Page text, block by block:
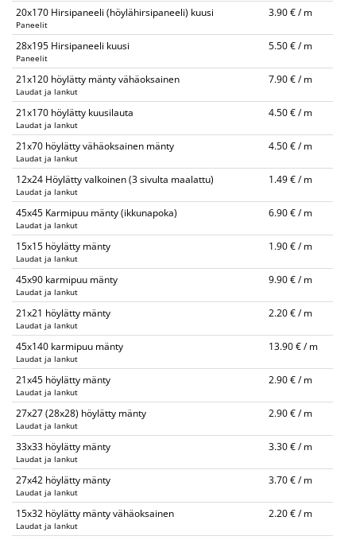
20x170 Hirsipaneeli (höylähirsipaneeli) kuusi
Paneelit
3.90 € / m
28x195 Hirsipaneeli kuusi
Paneelit
5.50 € / m
21x120 höylätty mänty vähäoksainen
Laudat ja lankut
7.90 € / m
21x170 höylätty kuusilauta
Laudat ja lankut
4.50 € / m
21x70 höylätty vähäoksainen mänty
Laudat ja lankut
4.50 € / m
12x24 Höylätty valkoinen (3 sivulta maalattu)
Laudat ja lankut
1.49 € / m
45x45 Karmipuu mänty (ikkunapoka)
Laudat ja lankut
6.90 € / m
15x15 höylätty mänty
Laudat ja lankut
1.90 € / m
45x90 karmipuu mänty
Laudat ja lankut
9.90 € / m
21x21 höylätty mänty
Laudat ja lankut
2.20 € / m
45x140 karmipuu mänty
Laudat ja lankut
13.90 € / m
21x45 höylätty mänty
Laudat ja lankut
2.90 € / m
27x27 (28x28) höylätty mänty
Laudat ja lankut
2.90 € / m
33x33 höylätty mänty
Laudat ja lankut
3.30 € / m
27x42 höylätty mänty
Laudat ja lankut
3.70 € / m
15x32 höylätty mänty vähäoksainen
Laudat ja lankut
2.20 € / m